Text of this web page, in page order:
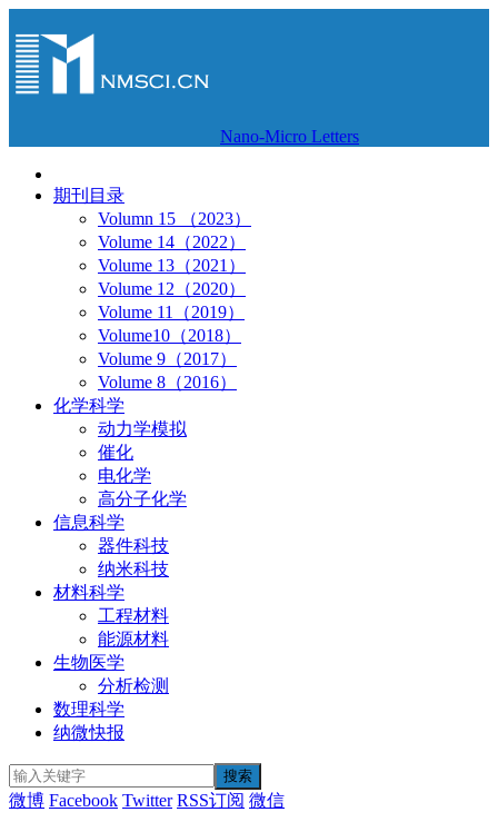
Nano-Micro Letters
期刊目录
Volumn 15 （2023）
Volume 14（2022）
Volume 13（2021）
Volume 12（2020）
Volume 11（2019）
Volume10（2018）
Volume 9（2017）
Volume 8（2016）
化学科学
动力学模拟
催化
电化学
高分子化学
信息科学
器件科技
纳米科技
材料科学
工程材料
能源材料
生物医学
分析检测
数理科学
纳微快报
微博 Facebook Twitter RSS订阅 微信